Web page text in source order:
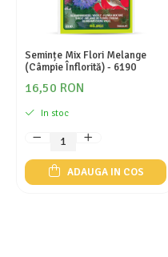
Semințe Mix Flori Melange
(Câmpie Înflorită) - 6190
16,50 RON
In stoc
ADAUGA IN COS